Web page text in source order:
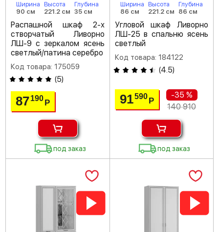
Ширина
90 см
Высота
221.2 см
Глубина
35 см
Распашной шкаф 2-х
створчатый Ливорно
ЛШ-9 с зеркалом ясень
светлый/патина серебро
Код товара: 175059
(5)
87190Р
под заказ
Ширина
86 см
Высота
221.2 см
Глубина
86 см
Угловой шкаф Ливорно
ЛШ-25 в спальню ясень
светлый
Код товара: 184122
(4.5)
91590 Р
-35 %
140 910
под заказ